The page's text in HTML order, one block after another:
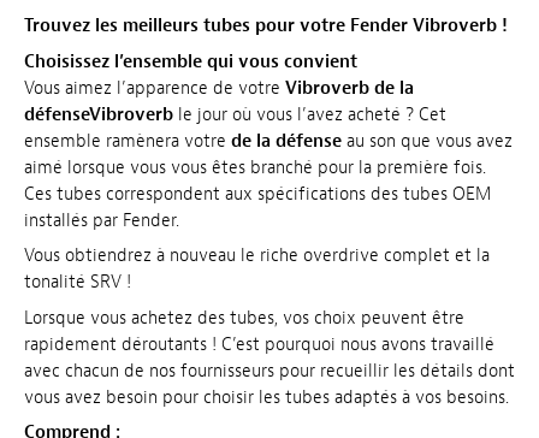
Trouvez les meilleurs tubes pour votre Fender Vibroverb !
Choisissez l’ensemble qui vous convient
Vous aimez l’apparence de votre Vibroverb de la
défenseVibroverb le jour où vous l’avez acheté ? Cet
ensemble ramènera votre de la défense au son que vous avez
aimé lorsque vous vous êtes branché pour la première fois.
Ces tubes correspondent aux spécifications des tubes OEM
installés par Fender.
Vous obtiendrez à nouveau le riche overdrive complet et la
tonalité SRV !
Lorsque vous achetez des tubes, vos choix peuvent être
rapidement déroutants ! C’est pourquoi nous avons travaillé
avec chacun de nos fournisseurs pour recueillir les détails dont
vous avez besoin pour choisir les tubes adaptés à vos besoins.
Comprend :